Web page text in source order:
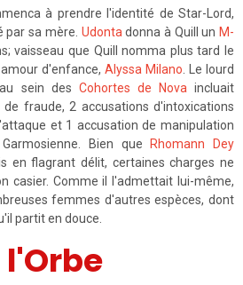
à prendre l'identité de Star-Lord,
par sa mère. Udontadonna à Quill un M-
vaisseau que Quill nomma plus tard le
d'enfance, Alyssa Milano. Le lourd
sein des Cohortes de Novaincluait
fraude, 2 accusations d'intoxications
et 1 accusation de manipulation
Bien que
Rhomann Dey
en flagrant délit, certaines charges ne
casier. Comme il l'admettait lui-même,
femmes d'autres espèces, dont
partit en douce.